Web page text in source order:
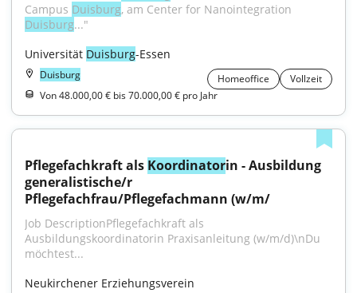
Campus Duisburg
Duisburg..."
Universität Duisburg-Essen
Duisburg Homeoffice
Vollzeit
Von 48.000,00 € bis 70.000,00 € pro Jahr
Pflegefachkraft als Koordinatorin - Ausbildung
generalistische/r
Pflegefachfrau/Pflegefachmann (w/m/
Job DescriptionPflegefachkraft als
Ausbildungskoordinatorin Praxisanleitung (w/m/d)\nDu
möchtest...
Neukirchener Erziehungsverein